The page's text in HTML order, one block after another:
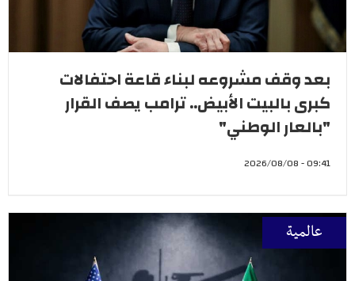
بعد وقف مشروعه لبناء قاعة احتفالات
كبرى بالبيت الأبيض.. ترامب يصف القرار
"بالعار الوطني"
09:41 - 2026/08/08
عالمية